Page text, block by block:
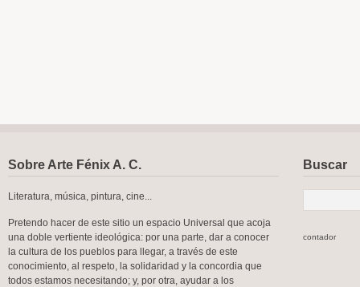
Sobre Arte Fénix A. C.
Literatura, música, pintura, cine...
Pretendo hacer de este sitio un espacio Universal que acoja
una doble vertiente ideológica: por una parte, dar a conocer
la cultura de los pueblos para llegar, a través de este
conocimiento, al respeto, la solidaridad y la concordia que
todos estamos necesitando; y, por otra, ayudar a los
Buscar
contador